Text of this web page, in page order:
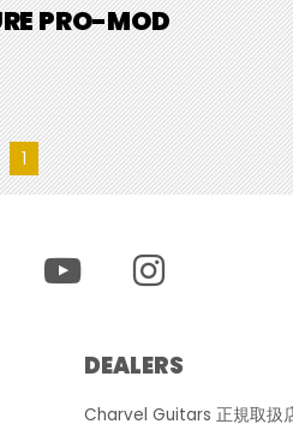
PRO-MOD
1
DEALERS
Charvel Guitars 正規取扱